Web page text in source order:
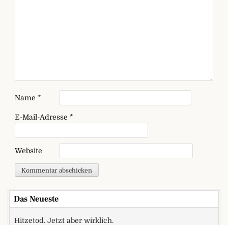
Name *
E-Mail-Adresse *
Website
Das Neueste
Hitzetod. Jetzt aber wirklich.